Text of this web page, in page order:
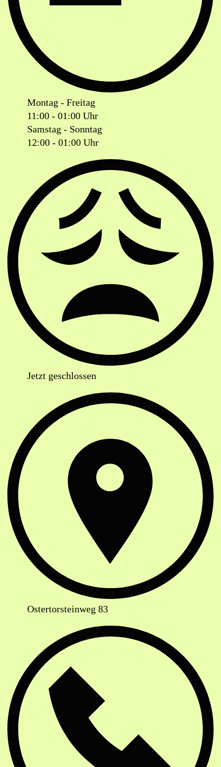
Montag - Freitag
11:00 - 01:00 Uhr
Samstag - Sonntag
12:00 - 01:00 Uhr
Ist das Geschäft jetzt geöffnet oder geschlossen?
Jetzt geschlossen
Ostertorsteinweg 83